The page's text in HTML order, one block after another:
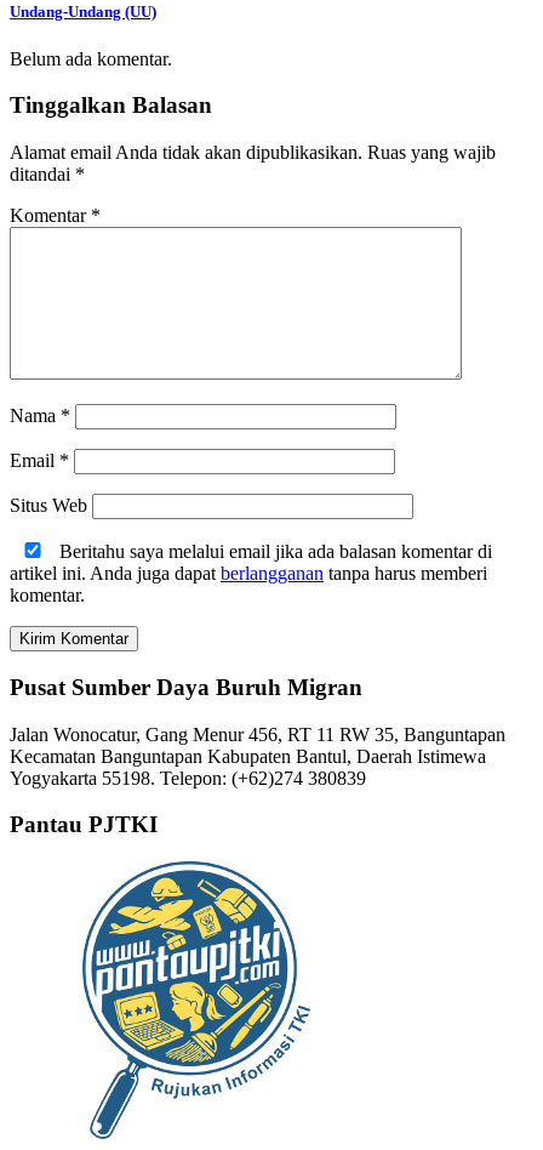
Undang-Undang (UU)
Belum ada komentar.
Tinggalkan Balasan
Alamat email Anda tidak akan dipublikasikan. Ruas yang wajib
ditandai *
Komentar *
Nama *
Email *
Situs Web
Beritahu saya melalui email jika ada balasan komentar di
artikel ini. Anda juga dapat berlangganan tanpa harus memberi
komentar.
Pusat Sumber Daya Buruh Migran
Jalan Wonocatur, Gang Menur 456, RT 11 RW 35, Banguntapan
Kecamatan Banguntapan Kabupaten Bantul, Daerah Istimewa
Yogyakarta 55198. Telepon: (+62)274 380839
Pantau PJTKI